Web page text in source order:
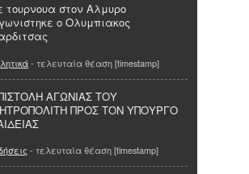
τουρνουα στον Αλμυρο
ο Ολυμπιακος
- τελευταία θέαση [timestamp]
ΑΓΩΝΙΑΣ ΤΟΥ
ΠΡΟΣ ΤΟΝ ΥΠΟΥΡΓΟ
- τελευταία θέαση [timestamp]